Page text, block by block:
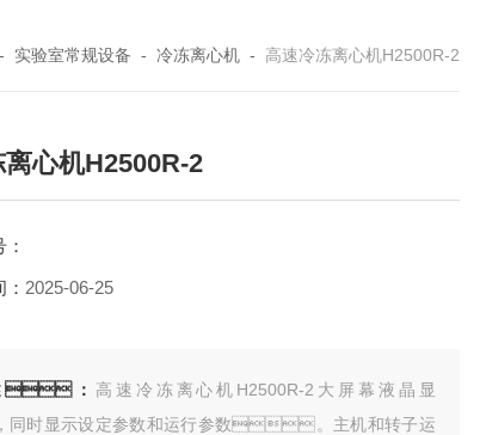
- 实验室常规设备 - 冷冻离心机 - 高速冷冻离心机H2500R-2
心机H2500R-2
：
： 2025-06-25
： 高速冷冻离心机H2500R-2大屏幕液晶显
时显示设定参数和运行参数。主机和转子运